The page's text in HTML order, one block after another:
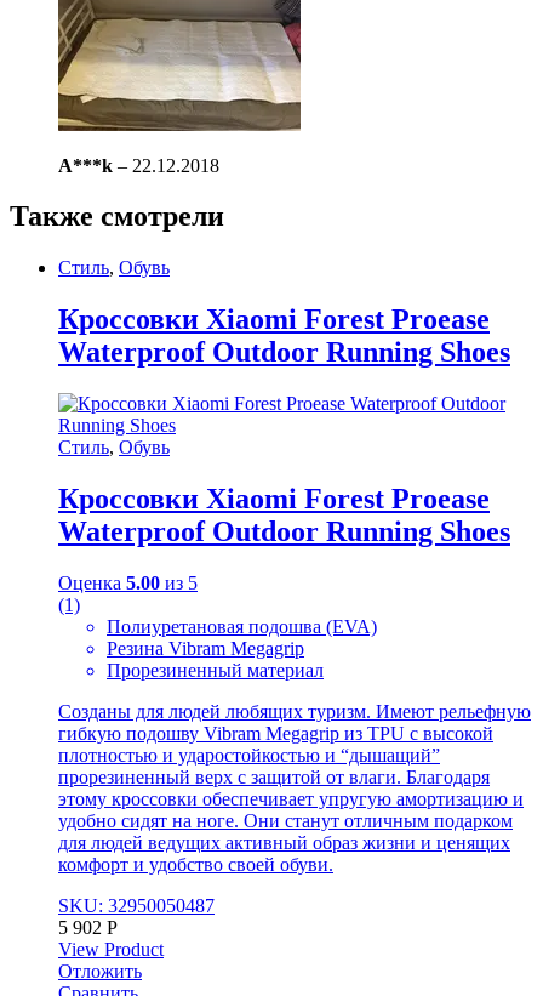
A***k – 22.12.2018
Также смотрели
Стиль, Обувь
Кроссовки Xiaomi Forest Proease
Waterproof Outdoor Running Shoes
Стиль, Обувь
Кроссовки Xiaomi Forest Proease
Waterproof Outdoor Running Shoes
Оценка 5.00 из 5
(1)
Полиуретановая подошва (EVA)
Резина Vibram Megagrip
Прорезиненный материал
Созданы для людей любящих туризм. Имеют рельефную
гибкую подошву Vibram Megagrip из TPU с высокой
плотностью и ударостойкостью и “дышащий”
прорезиненный верх с защитой от влаги. Благодаря
этому кроссовки обеспечивает упругую амортизацию и
удобно сидят на ноге. Они станут отличным подарком
для людей ведущих активный образ жизни и ценящих
комфорт и удобство своей обуви.
SKU: 32950050487
5 902 Р
View Product
Отложить